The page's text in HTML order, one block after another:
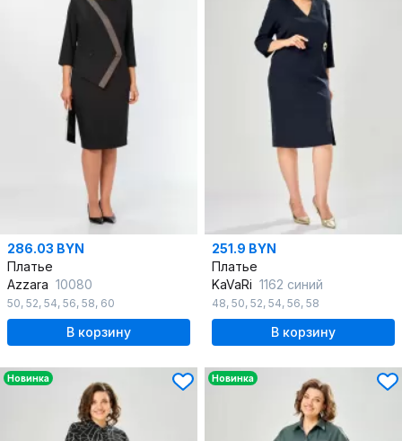
286.03 BYN
Платье
Azzara 10080
50, 52, 54, 56, 58, 60
В корзину
251.9 BYN
Платье
KaVaRi 1162 синий
48, 50, 52, 54, 56, 58
В корзину
Новинка Новинка